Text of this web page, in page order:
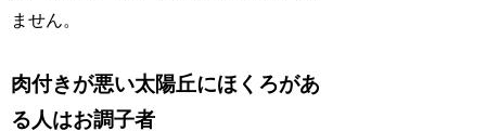
ません。
肉付きが悪い太陽丘にほくろがあ
る人はお調子者